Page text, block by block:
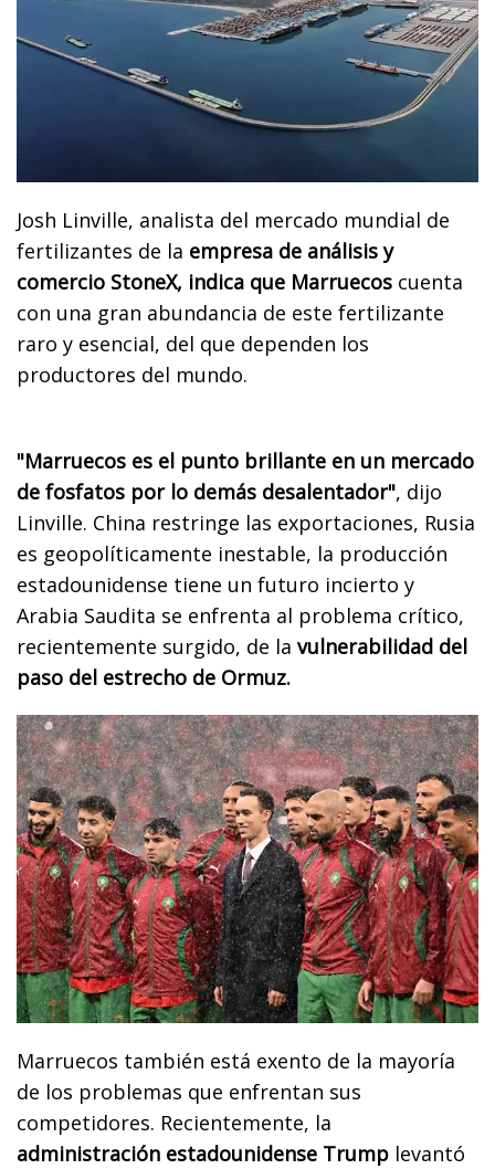
Josh Linville, analista del mercado mundial de
fertilizantes de la empresa de análisis y
comercio StoneX, indica que Marruecos cuenta
con una gran abundancia de este fertilizante
raro y esencial, del que dependen los
productores del mundo.
"Marruecos es el punto brillante en un mercado
de fosfatos por lo demás desalentador", dijo
Linville. China restringe las exportaciones, Rusia
es geopolíticamente inestable, la producción
estadounidense tiene un futuro incierto y
Arabia Saudita se enfrenta al problema crítico,
recientemente surgido, de la vulnerabilidad del
paso del estrecho de Ormuz.
Marruecos también está exento de la mayoría
de los problemas que enfrentan sus
competidores. Recientemente, la
administración estadounidense Trump levantó